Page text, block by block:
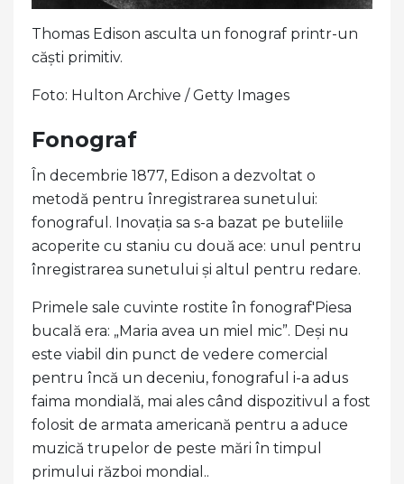
Thomas Edison asculta un fonograf printr-un
căști primitiv.
Foto: Hulton Archive / Getty Images
Fonograf
În decembrie 1877, Edison a dezvoltat o
metodă pentru înregistrarea sunetului:
fonograful. Inovația sa s-a bazat pe buteliile
acoperite cu staniu cu două ace: unul pentru
înregistrarea sunetului și altul pentru redare.
Primele sale cuvinte rostite în fonograf'Piesa
bucală era: „Maria avea un miel mic”. Deși nu
este viabil din punct de vedere comercial
pentru încă un deceniu, fonograful i-a adus
faima mondială, mai ales când dispozitivul a fost
folosit de armata americană pentru a aduce
muzică trupelor de peste mări în timpul
primului război mondial..